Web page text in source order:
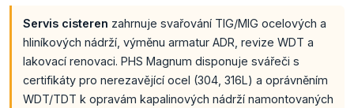
Servis cisteren zahrnuje svařování TIG/MIG ocelových a
hliníkových nádrží, výměnu armatur ADR, revize WDT a
lakovací renovaci. PHS Magnum disponuje svářeči s
certifikáty pro nerezavějící ocel (304, 316L) a oprávněním
WDT/TDT k opravám kapalinových nádrží namontovaných